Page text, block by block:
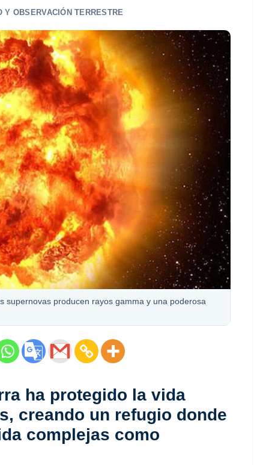
Y OBSERVACIÓN TERRESTRE
supernovas producen rayos gamma y una poderosa
ha protegido la vida
creando un refugio donde
complejas como